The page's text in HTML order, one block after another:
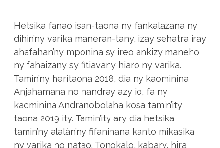
Hetsika fanao isan-taona ny fankalazana ny
dihin’ny varika maneran-tany, izay sehatra iray
ahafahan’ny mponina sy ireo ankizy maneho
ny fahaizany sy fitiavany hiaro ny varika.
Tamin’ny heritaona 2018, dia ny kaominina
Anjahamana no nandray azy io, fa ny
kaominina Andranobolaha kosa tamin’ity
taona 2019 ity. Tamin’ity ary dia hetsika
tamin’ny alalàn’ny fifaninana kanto mikasika
ny varika no natao. Tonokalo, kabary, hira